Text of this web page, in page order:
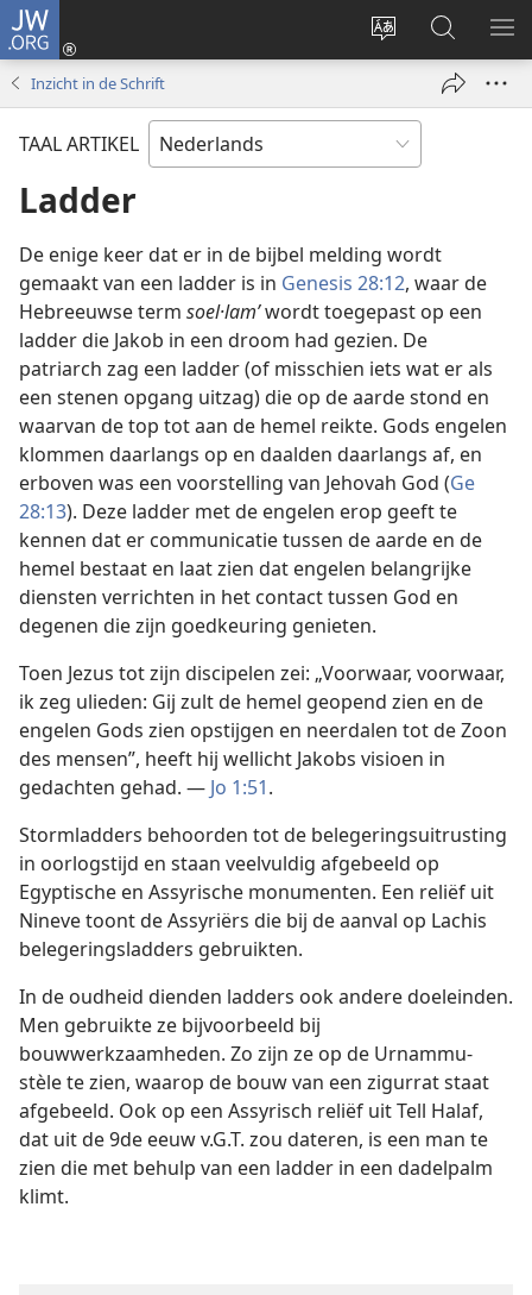
JW.ORG
Taal
wijzigen
Inloggen
(opent
Zoeken
op
JW.ORG
Inzicht in de Schrift
TAAL ARTIKEL
Ladder
De enige keer dat er in de bijbel melding wordt
gemaakt van een ladder is in Genesis 28:12, waar de
Hebreeuwse term soel·lamʹwordt toegepast op een
ladder die Jakob in een droom had gezien. De
patriarch zag een ladder (of misschien iets wat er als
een stenen opgang uitzag) die op de aarde stond en
waarvan de top tot aan de hemel reikte. Gods engelen
klommen daarlangs op en daalden daarlangs af, en
erboven was een voorstelling van Jehovah God (Ge
28:13). Deze ladder met de engelen erop geeft te
kennen dat er communicatie tussen de aarde en de
hemel bestaat en laat zien dat engelen belangrijke
diensten verrichten in het contact tussen God en
degenen die zijn goedkeuring genieten.
Toen Jezus tot zijn discipelen zei: „Voorwaar, voorwaar,
ik zeg ulieden: Gij zult de hemel geopend zien en de
engelen Gods zien opstijgen en neerdalen tot de Zoon
des mensen”, heeft hij wellicht Jakobs visioen in
gedachten gehad. — Jo 1:51.
Stormladders behoorden tot de belegeringsuitrusting
in oorlogstijd en staan veelvuldig afgebeeld op
Egyptische en Assyrische monumenten. Een reliëf uit
Nineve toont de Assyriërs die bij de aanval op Lachis
belegeringsladders gebruikten.
In de oudheid dienden ladders ook andere doeleinden.
Men gebruikte ze bijvoorbeeld bij
bouwwerkzaamheden. Zo zijn ze op de Urnammu-
stèle te zien, waarop de bouw van een zigurrat staat
afgebeeld. Ook op een Assyrisch reliëf uit Tell Halaf,
dat uit de 9de eeuw v.G.T. zou dateren, is een man te
zien die met behulp van een ladder in een dadelpalm
klimt.